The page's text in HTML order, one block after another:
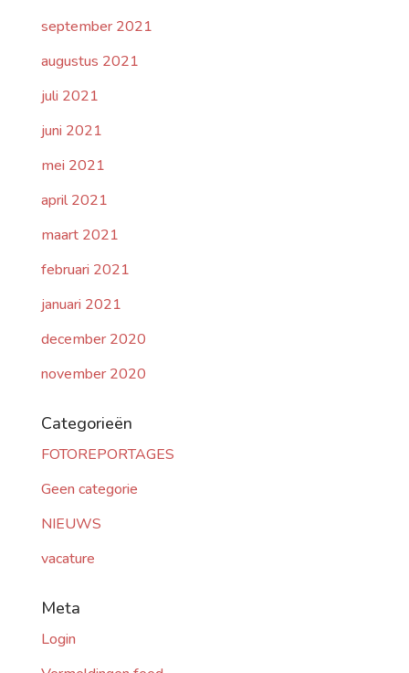
september 2021
augustus 2021
juli 2021
juni 2021
mei 2021
april 2021
maart 2021
februari 2021
januari 2021
december 2020
november 2020
Categorieën
FOTOREPORTAGES
Geen categorie
NIEUWS
vacature
Meta
Login